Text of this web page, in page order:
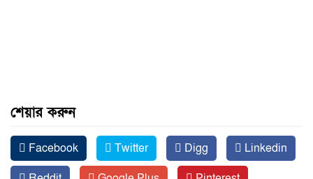
শেয়ার করুন
Facebook Twitter Digg
Linkedin